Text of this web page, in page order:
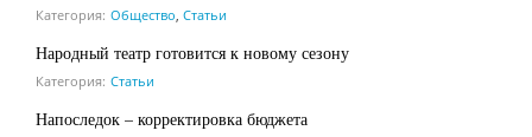
Категория: Общество, Статьи
Народный театр готовится к новому сезону
Категория: Статьи
Напоследок – корректировка бюджета